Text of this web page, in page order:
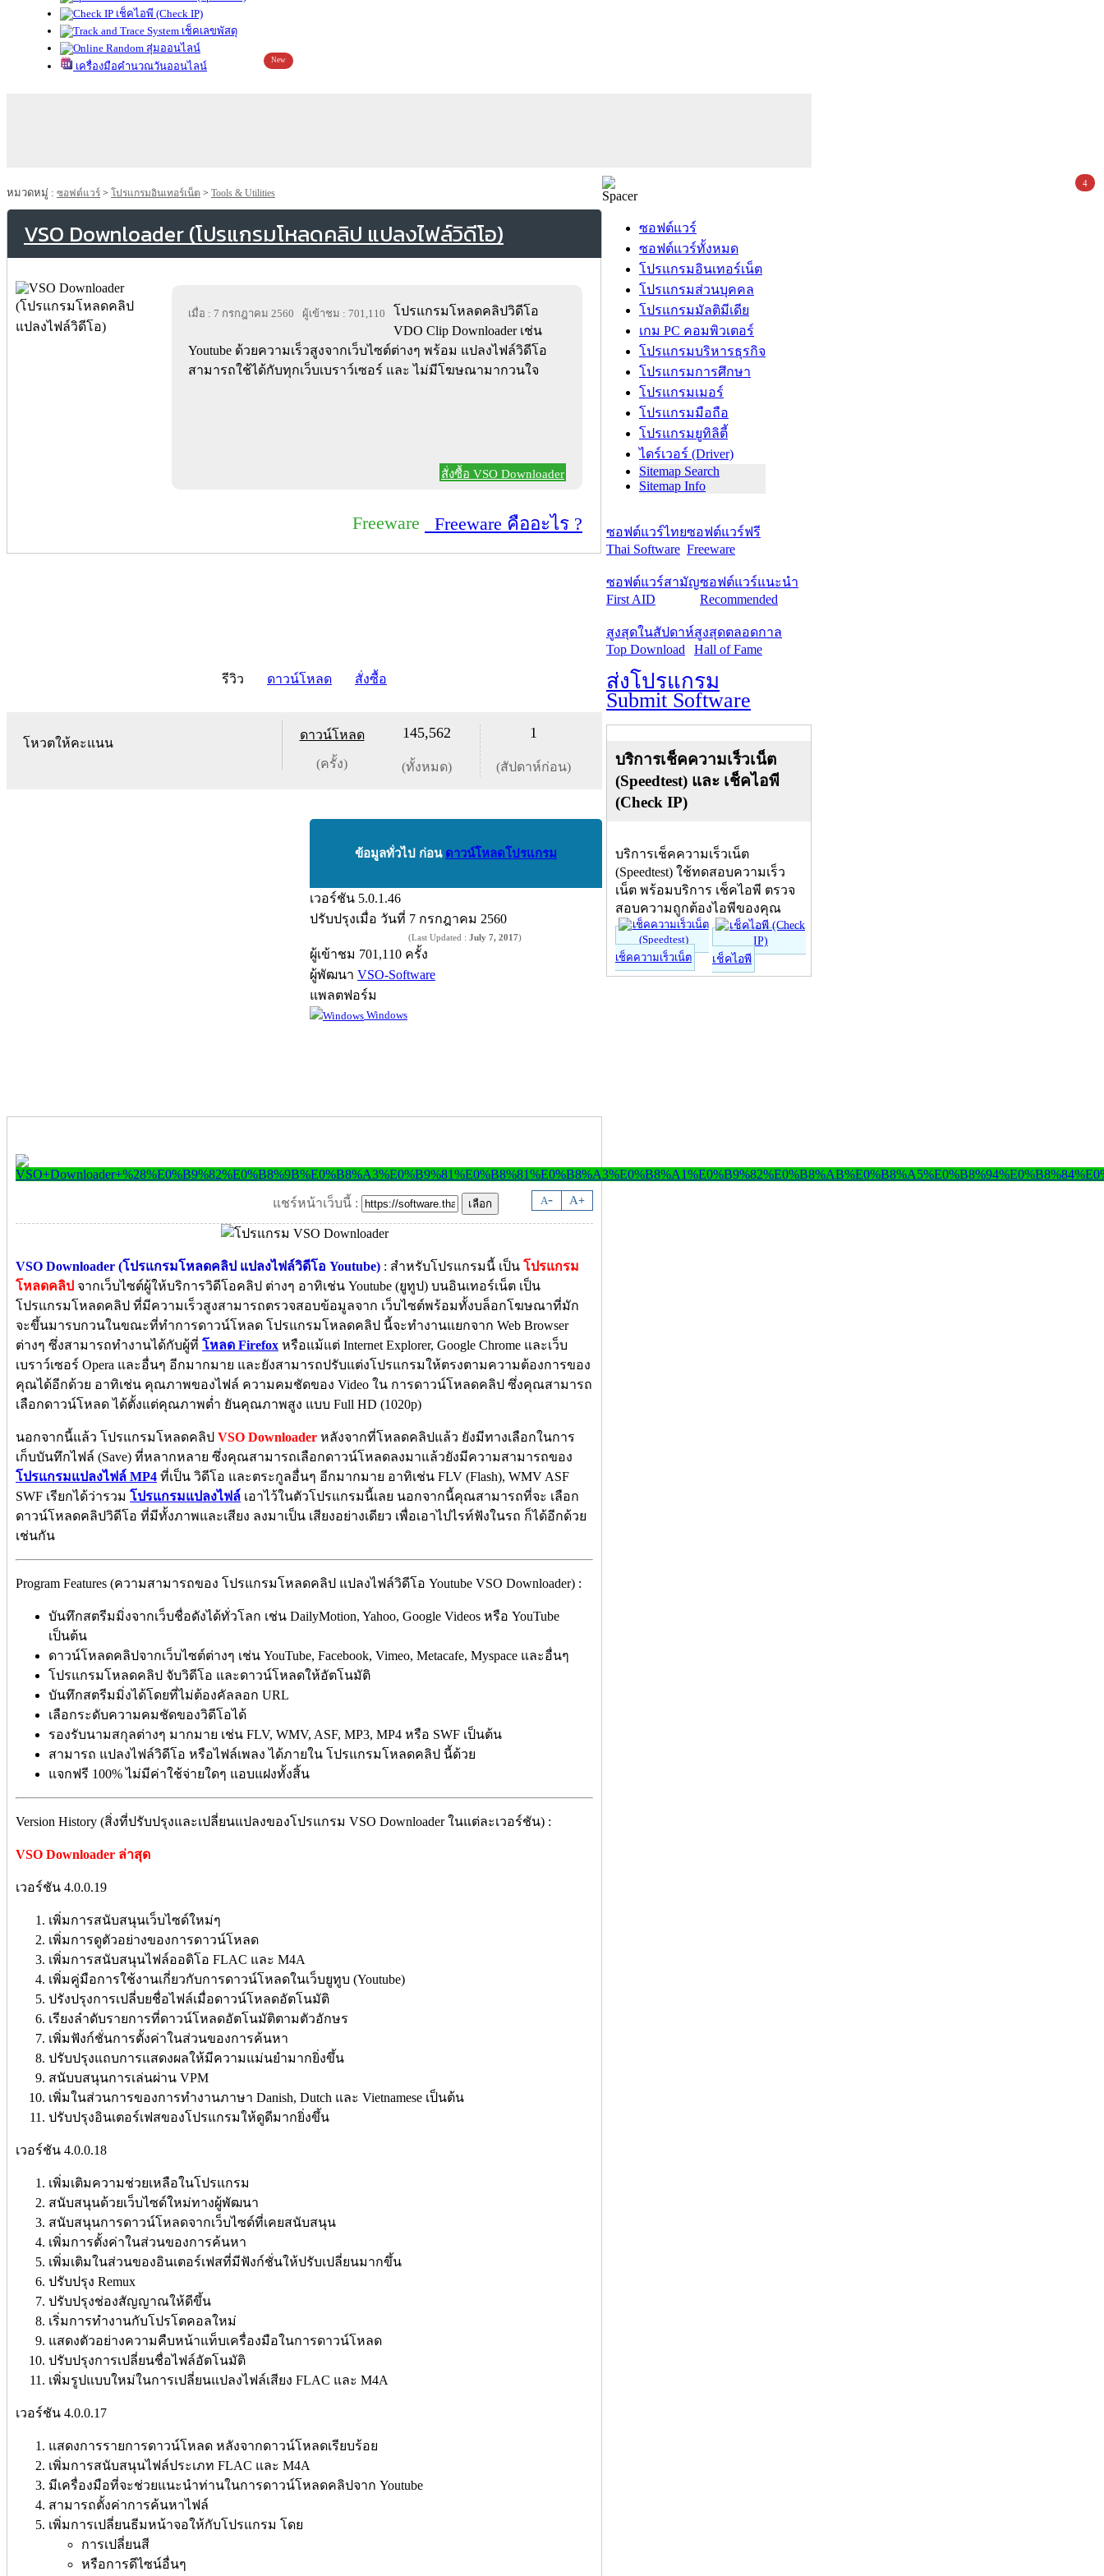
เช็คไอพี (Check IP)
เช็คเลขพัสดุ
สุ่มออนไลน์
เครื่องมือคำนวณวันออนไลน์
New
หมวดหมู่ : ซอฟต์แวร์ > โปรแกรมอินเทอร์เน็ต > Tools & Utilities
VSO Downloader (โปรแกรมโหลดคลิป แปลงไฟล์วิดีโอ)
เมื่อ : 7 กรกฎาคม 2560 ผู้เข้าชม : 701,110
โปรแกรมโหลดคลิปวิดีโอ
VDO Clip Downloader เช่น
Youtube ด้วยความเร็วสูงจากเว็บไซต์ต่างๆ พร้อม แปลงไฟล์วิดีโอ
สามารถใช้ได้กับทุกเว็บเบราว์เซอร์ และ ไม่มีโฆษณามากวนใจ
สั่งซื้อ VSO Downloader
Freeware Freeware คืออะไร ?
รีวิว ดาวน์โหลด สั่งซื้อ
โหวตให้คะแนน
ดาวน์โหลด
(ครั้ง)
145,562
(ทั้งหมด)
1
(สัปดาห์ก่อน)
ข้อมูลทั่วไป ก่อน ดาวน์โหลดโปรแกรม
เวอร์ชัน 5.0.1.46
ปรับปรุงเมื่อ วันที่ 7 กรกฎาคม 2560
(Last Updated : July 7, 2017)
ผู้เข้าชม 701,110 ครั้ง
ผู้พัฒนา VSO-Software
แพลตฟอร์ม
Windows
A- A+
แชร์หน้าเว็บนี้ :
VSO Downloader (โปรแกรมโหลดคลิป แปลงไฟล์วิดีโอ Youtube) : สำหรับโปรแกรมนี้ เป็น โปรแกรม
โหลดคลิป จากเว็บไซต์ผู้ให้บริการวิดีโอคลิป ต่างๆ อาทิเช่น Youtube (ยูทูป) บนอินเทอร์เน็ต เป็น
โปรแกรมโหลดคลิป ที่มีความเร็วสูงสามารถตรวจสอบข้อมูลจาก เว็บไซต์พร้อมทั้งบล็อกโฆษณาที่มัก
จะขึ้นมารบกวนในขณะที่ทำการดาวน์โหลด โปรแกรมโหลดคลิป นี้จะทำงานแยกจาก Web Browser
ต่างๆ ซึ่งสามารถทำงานได้กับผู้ที่ โหลด Firefox หรือแม้แต่ Internet Explorer, Google Chrome และเว็บ
เบราว์เซอร์ Opera และอื่นๆ อีกมากมาย และยังสามารถปรับแต่งโปรแกรมให้ตรงตามความต้องการของ
คุณได้อีกด้วย อาทิเช่น คุณภาพของไฟล์ ความคมชัดของ Video ใน การดาวน์โหลดคลิป ซึ่งคุณสามารถ
เลือกดาวน์โหลด ได้ตั้งแต่คุณภาพต่ำ ยันคุณภาพสูง แบบ Full HD (1020p)
นอกจากนี้แล้ว โปรแกรมโหลดคลิป VSO Downloader หลังจากที่โหลดคลิปแล้ว ยังมีทางเลือกในการ
เก็บบันทึกไฟล์ (Save) ที่หลากหลาย ซึ่งคุณสามารถเลือกดาวน์โหลดลงมาแล้วยังมีความสามารถของ
โปรแกรมแปลงไฟล์ MP4 ที่เป็น วิดีโอ และตระกูลอื่นๆ อีกมากมาย อาทิเช่น FLV (Flash), WMV ASF
SWF เรียกได้ว่ารวม โปรแกรมแปลงไฟล์ เอาไว้ในตัวโปรแกรมนี้เลย นอกจากนี้คุณสามารถที่จะ เลือก
ดาวน์โหลดคลิปวิดีโอ ที่มีทั้งภาพและเสียง ลงมาเป็น เสียงอย่างเดียว เพื่อเอาไปไรท์ฟังในรถ ก็ได้อีกด้วย
เช่นกัน
Program Features (ความสามารถของ โปรแกรมโหลดคลิป แปลงไฟล์วิดีโอ Youtube VSO Downloader) :
บันทึกสตรีมมิ่งจากเว็บชื่อดังได้ทั่วโลก เช่น DailyMotion, Yahoo, Google Videos หรือ YouTube
เป็นต้น
ดาวน์โหลดคลิปจากเว็บไซต์ต่างๆ เช่น YouTube, Facebook, Vimeo, Metacafe, Myspace และอื่นๆ
โปรแกรมโหลดคลิป จับวิดีโอ และดาวน์โหลดให้อัตโนมัติ
บันทึกสตรีมมิ่งได้โดยที่ไม่ต้องคัลลอก URL
เลือกระดับความคมชัดของวิดีโอได้
รองรับนามสกุลต่างๆ มากมาย เช่น FLV, WMV, ASF, MP3, MP4 หรือ SWF เป็นต้น
สามารถ แปลงไฟล์วิดีโอ หรือไฟล์เพลง ได้ภายใน โปรแกรมโหลดคลิป นี้ด้วย
แจกฟรี 100% ไม่มีค่าใช้จ่ายใดๆ แอบแฝงทั้งสิ้น
Version History (สิ่งที่ปรับปรุงและเปลี่ยนแปลงของโปรแกรม VSO Downloader ในแต่ละเวอร์ชัน) :
VSO Downloader ล่าสุด
เวอร์ชัน 4.0.0.19
เพิ่มการสนับสนุนเว็บไซด์ใหม่ๆ
เพิ่มการดูตัวอย่างของการดาวน์โหลด
เพิ่มการสนับสนุนไฟล์ออดิโอ FLAC และ M4A
เพิ่มคู่มือการใช้งานเกี่ยวกับการดาวน์โหลดในเว็บยูทูบ (Youtube)
ปรังปรุงการเปลี่บยชื่อไฟล์เมื่อดาวน์โหลดอัตโนมัติ
เรียงลำดับรายการที่ดาวน์โหลดอัตโนมัติตามตัวอักษร
เพิ่มฟังก์ชั่นการตั้งค่าในส่วนของการค้นหา
ปรับปรุงแถบการแสดงผลให้มีความแม่นยำมากยิ่งขึ้น
สนับบสนุนการเล่นผ่าน VPM
เพิ่มในส่วนการของการทำงานภาษา Danish, Dutch และ Vietnamese เป็นต้น
ปรับปรุงอินเตอร์เฟสของโปรแกรมให้ดูดีมากยิ่งขึ้น
เวอร์ชัน 4.0.0.18
เพิ่มเติมความช่วยเหลือในโปรแกรม
สนับสนุนด้วยเว็บไซด์ใหม่ทางผู้พัฒนา
สนับสนุนการดาวน์โหลดจากเว็บไซด์ที่เคยสนับสนุน
เพิ่มการตั้งค่าในส่วนของการค้นหา
เพิ่มเติมในส่วนของอินเตอร์เฟสที่มีฟังก์ชั่นให้ปรับเปลี่ยนมากขึ้น
ปรับปรุง Remux
ปรับปรุงช่องสัญญาณให้ดีขึ้น
เริ่มการทำงานกับโปรโตคอลใหม่
แสดงตัวอย่างความคืบหน้าแท็บเครื่องมือในการดาวน์โหลด
ปรับปรุงการเปลี่ยนชื่อไฟล์อัตโนมัติ
เพิ่มรูปแบบใหม่ในการเปลี่ยนแปลงไฟล์เสียง FLAC และ M4A
เวอร์ชัน 4.0.0.17
แสดงการรายการดาวน์โหลด หลังจากดาวน์โหลดเรียบร้อย
เพิ่มการสนับสนุนไฟล์ประเภท FLAC และ M4A
มีเครื่องมือที่จะช่วยแนะนำท่านในการดาวน์โหลดคลิปจาก Youtube
สามารถตั้งค่าการค้นหาไฟล์
เพิ่มการเปลี่ยนธีมหน้าจอให้กับโปรแกรม โดย
การเปลี่ยนสี
หรือการดีไซน์อื่นๆ
ซอฟต์แวร์
ซอฟต์แวร์ทั้งหมด
โปรแกรมอินเทอร์เน็ต
โปรแกรมส่วนบุคคล
โปรแกรมมัลติมีเดีย
เกม PC คอมพิวเตอร์
โปรแกรมบริหารธุรกิจ
โปรแกรมการศึกษา
โปรแกรมเมอร์
โปรแกรมมือถือ
โปรแกรมยูทิลิตี้
ไดร์เวอร์ (Driver)
Sitemap Search
Sitemap Info
ซอฟต์แวร์ไทย
Thai Software
ซอฟต์แวร์ฟรี
Freeware
ซอฟต์แวร์สามัญ
First AID
ซอฟต์แวร์แนะนำ
Recommended
สูงสุดในสัปดาห์
Top Download
สูงสุดตลอดกาล
Hall of Fame
ส่งโปรแกรม
Submit Software
บริการเช็คความเร็วเน็ต
(Speedtest) และ เช็คไอพี
(Check IP)
บริการเช็คความเร็วเน็ต
(Speedtest) ใช้ทดสอบความเร็ว
เน็ต พร้อมบริการ เช็คไอพี ตรวจ
สอบความถูกต้องไอพีของคุณ
เช็คความเร็วเน็ต เช็คไอพี
4